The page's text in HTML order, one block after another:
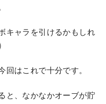
キャラを引けるかもしれ
はこれで十分です。
と、なかなかオーブが貯